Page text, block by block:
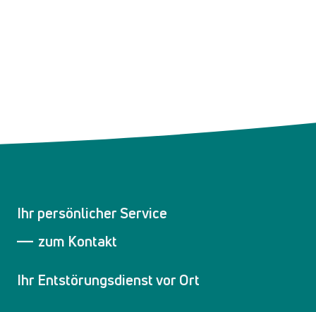
Ihr persönlicher Service
zum Kontakt
Ihr Entstörungsdienst vor Ort